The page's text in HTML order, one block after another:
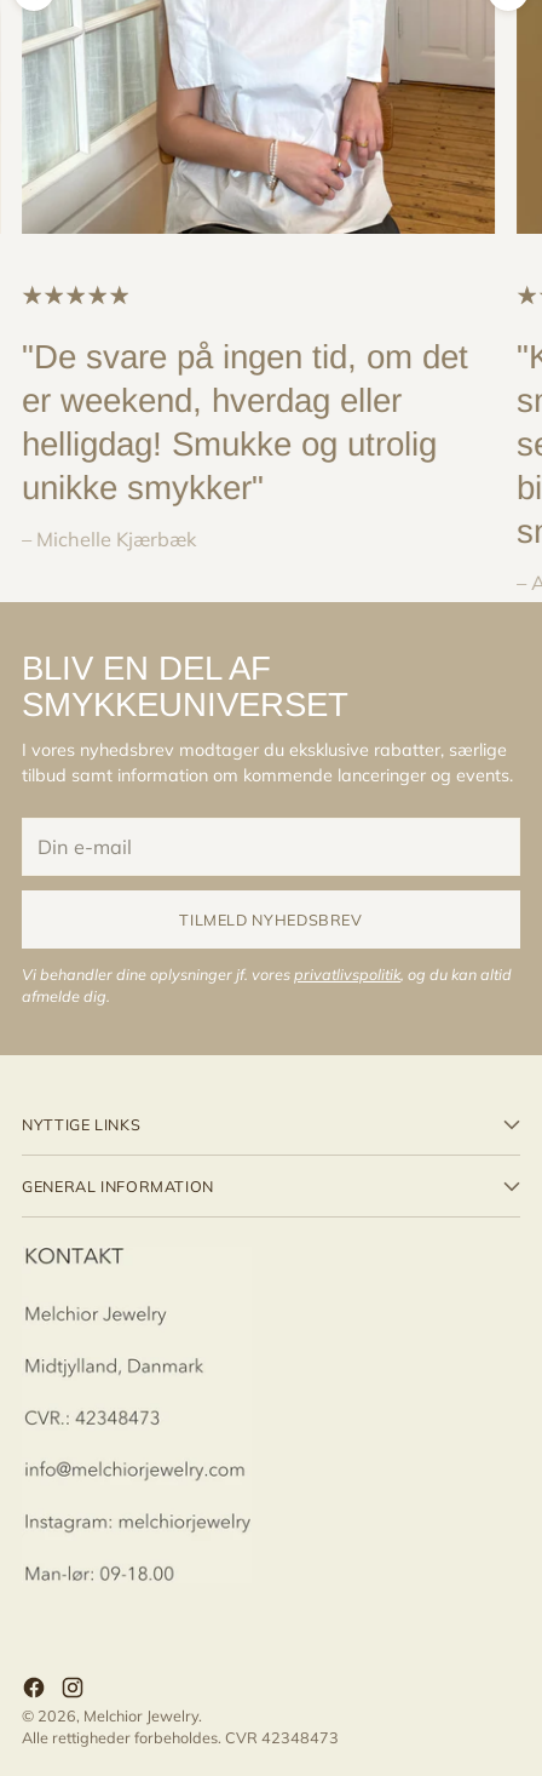
"De svare på ingen tid, om det
er weekend, hverdag eller
helligdag! Smukke og utrolig
unikke smykker"
– Michelle Kjærbæk
–
BLIV EN DEL AF
SMYKKEUNIVERSET
I vores nyhedsbrev modtager du eksklusive rabatter, særlige
tilbud samt information om kommende lanceringer og events.
e-
mail
TILMELD NYHEDSBREV
Vi behandler dine oplysninger jf. voresprivatlivspolitik , og du kan altid
afmelde dig.
NYTTIGE LINKS
GENERAL INFORMATION
© 2026, Melchior Jewelry.
Alle rettigheder forbeholdes. CVR 42348473